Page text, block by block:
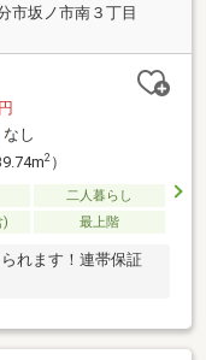
市坂ノ市南３丁目
なし
2）
二人暮らし
) 最上階
れます！連帯保証